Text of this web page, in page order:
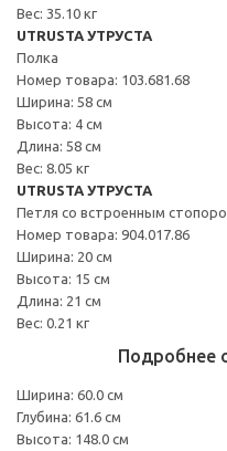
Вес: 35.10 кг
UTRUSTA УТРУСТА
Полка
Номер товара: 103.681.68
Ширина: 58 см
Высота: 4 см
Длина: 58 см
Вес: 8.05 кг
UTRUSTA УТРУСТА
Петля со встроенным
Номер товара: 904.017.86
Ширина: 20 см
Высота: 15 см
Длина: 21 см
Вес: 0.21 кг
Подробнее
Ширина: 60.0 см
Глубина: 61.6 см
Высота: 148.0 см